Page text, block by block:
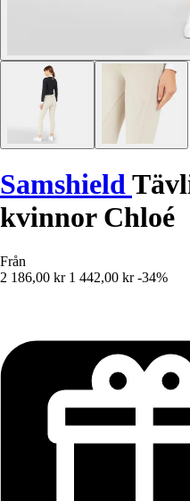
Samshield
kvinnor Chloé
Från
2 186,00 kr 1 442,00 kr -34%